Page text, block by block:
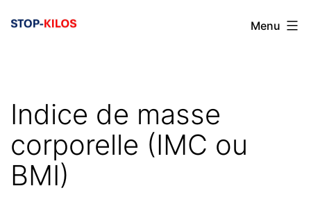
Menu
Indice de masse
corporelle (IMC ou
BMI)